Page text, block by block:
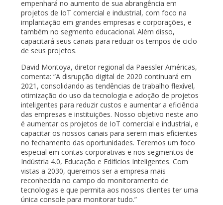
empenhará no aumento de sua abrangência em
projetos de IoT comercial e industrial, com foco na
implantação em grandes empresas e corporações, e
também no segmento educacional. Além disso,
capacitará seus canais para reduzir os tempos de ciclo
de seus projetos.
David Montoya, diretor regional da Paessler Américas,
comenta: “A disrupção digital de 2020 continuará em
2021, consolidando as tendências de trabalho flexível,
otimização do uso da tecnologia e adoção de projetos
inteligentes para reduzir custos e aumentar a eficiência
das empresas e instituições. Nosso objetivo neste ano
é aumentar os projetos de IoT comercial e industrial, e
capacitar os nossos canais para serem mais eficientes
no fechamento das oportunidades. Teremos um foco
especial em contas corporativas e nos segmentos de
Indústria 4.0, Educação e Edifícios Inteligentes. Com
vistas a 2030, queremos ser a empresa mais
reconhecida no campo do monitoramento de
tecnologias e que permita aos nossos clientes ter uma
única console para monitorar tudo.”